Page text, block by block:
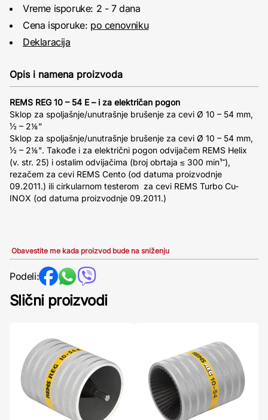
Vreme isporuke: 2 - 7 dana
Cena isporuke: po cenovniku
Deklaracija
Opis i namena proizvoda
REMS REG 10 – 54 E – i za električan pogon
Sklop za spoljašnje/unutrašnje brušenje za cevi Ø 10 – 54 mm,
½ – 2⅛”
Sklop za spoljašnje/unutrašnje brušenje za cevi Ø 10 – 54 mm,
½ – 2⅛". Takođe i za električni pogon odvijačem REMS Helix
(v. str. 25) i ostalim odvijačima (broj obrtaja ≤ 300 min־¹),
rezačem za cevi REMS Cento (od datuma proizvodnje
09.2011.) ili cirkularnom testerom za cevi REMS Turbo Cu-
INOX (od datuma proizvodnje 09.2011.)
Obavestite me kada proizvod bude na sniženju
Podeli:
Slični proizvodi